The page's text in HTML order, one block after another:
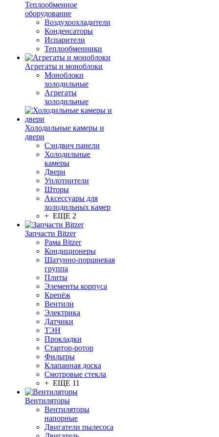
Теплообменное
оборудование
Воздухоохладители
Конденсаторы
Испарители
Теплообменники
Агрегаты и моноблоки
Моноблоки
холодильные
Агрегаты
холодильные
Холодильные камеры и
двери
Сэндвич панели
Холодильные
камеры
Двери
Уплотнители
Шторы
Аксессуары для
холодильных камер
+ ЕЩЕ 2
Запчасти Bitzer
Рама Bitzer
Кондиционеры
Шатунно-поршневая
группа
Плиты
Элементы корпуса
Крепёж
Вентили
Электрика
Датчики
ТЭН
Прокладки
Стартор-ротор
Фильтры
Клапанная доска
Смотровые стекла
+ ЕЩЕ 11
Вентиляторы
Вентиляторы
напорные
Двигатели пылесоса